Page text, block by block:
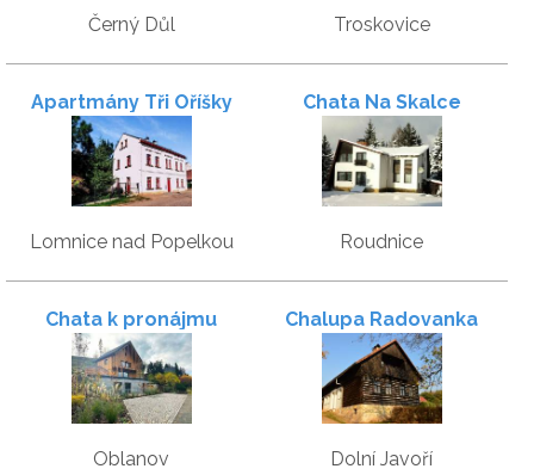
Černý Důl Troskovice
Apartmány Tři Oříšky
Lomnice nad Popelkou
Chata Na Skalce
Roudnice
Chata k pronájmu
Oblanov
Chalupa Radovanka
Dolní Javoří